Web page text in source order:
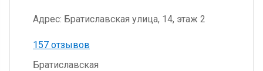
Адрес: Братиславская улица, 14, этаж 2
157 отзывов
Братиславская